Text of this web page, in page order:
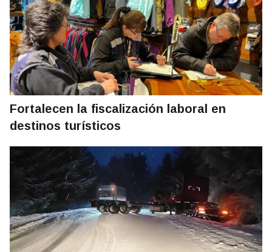
Fortalecen la fiscalización laboral en
destinos turísticos